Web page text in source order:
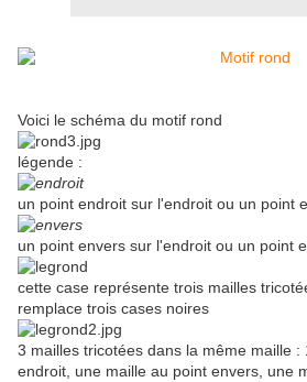
Voici le schéma du motif rond
légende :
un point endroit sur l'endroit ou un point
un point envers sur l'endroit ou un point
cette case représente trois mailles
remplace trois cases noires
3 mailles tricotées dans la même maille :
endroit, une maille au point envers, une